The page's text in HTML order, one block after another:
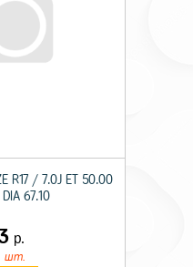
R17 / 7.0J ET 50.00
67.10
р.
шт.